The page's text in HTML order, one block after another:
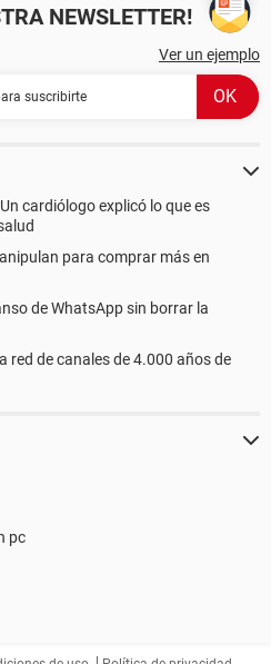
NEWSLETTER!
Ver un ejemplo
cardiólogo explicó lo que es
para comprar más en
de WhatsApp sin borrar la
red de canales de 4.000 años de
pc